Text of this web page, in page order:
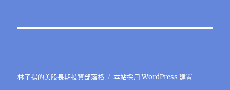
林子揚的美股長期投資部落格 本站採用 WordPress 建置